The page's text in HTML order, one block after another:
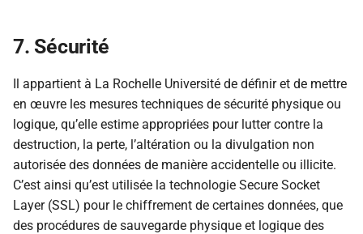
7. Sécurité
Il appartient à La Rochelle Université de définir et de mettre
en œuvre les mesures techniques de sécurité physique ou
logique, qu’elle estime appropriées pour lutter contre la
destruction, la perte, l’altération ou la divulgation non
autorisée des données de manière accidentelle ou illicite.
C’est ainsi qu’est utilisée la technologie Secure Socket
Layer (SSL) pour le chiffrement de certaines données, que
des procédures de sauvegarde physique et logique des